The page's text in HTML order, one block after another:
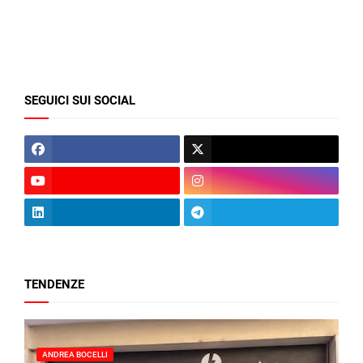
SEGUICI SUI SOCIAL
TENDENZE
ANDREA BOCELLI